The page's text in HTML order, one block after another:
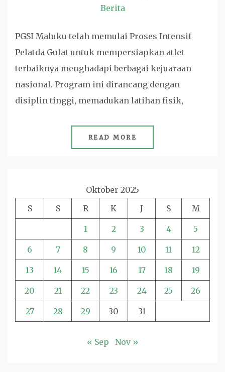
Berita
PGSI Maluku telah memulai Proses Intensif
Pelatda Gulat untuk mempersiapkan atlet
terbaiknya menghadapi berbagai kejuaraan
nasional. Program ini dirancang dengan
disiplin tinggi, memadukan latihan fisik,
READ MORE
Oktober 2025
S
S R K J S M
1 2 3 4 5
6 7 8 9 10 11 12
13 14 15 16 17 18 19
20 21 22 23 24 25 26
27 28 29 30 31
« Sep Nov »